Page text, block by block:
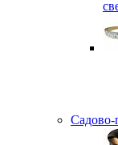
Садово-